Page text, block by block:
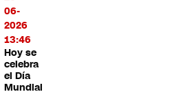
06-
2026
13:46
Hoy se
celebra
el Día
Mundial